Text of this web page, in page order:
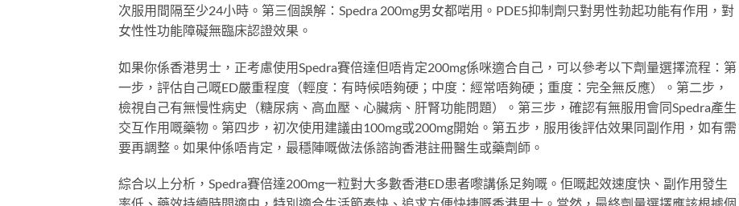
次服用間隔至少24小時。第三個誤解：Spedra 200mg男女都啱用。PDE5抑制劑只對男性勃起功能有作用，對
女性性功能障礙無臨床認證效果。
如果你係香港男士，正考慮使用Spedra賽倍達但唔肯定200mg係咪適合自己，可以參考以下劑量選擇流程：第
一步，評估自己嘅ED嚴重程度（輕度：有時候唔夠硬；中度：經常唔夠硬；重度：完全無反應）。第二步，
檢視自己有無慢性病史（糖尿病、高血壓、心臟病、肝腎功能問題）。第三步，確認有無服用會同Spedra產生
交互作用嘅藥物。第四步，初次使用建議由100mg或200mg開始。第五步，服用後評估效果同副作用，如有需
要再調整。如果仲係唔肯定，最穩陣嘅做法係諮詢香港註冊醫生或藥劑師。
綜合以上分析，Spedra賽倍達200mg一粒對大多數香港ED患者嚟講係足夠嘅。佢嘅起效速度快、副作用發生